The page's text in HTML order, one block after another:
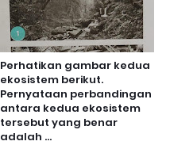
Perhatikan gambar kedua
ekosistem berikut.
Pernyataan perbandingan
antara kedua ekosistem
tersebut yang benar
adalah ...